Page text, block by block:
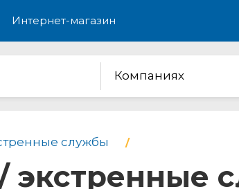
Интернет-магазин
Компаниях
службы
экстренные